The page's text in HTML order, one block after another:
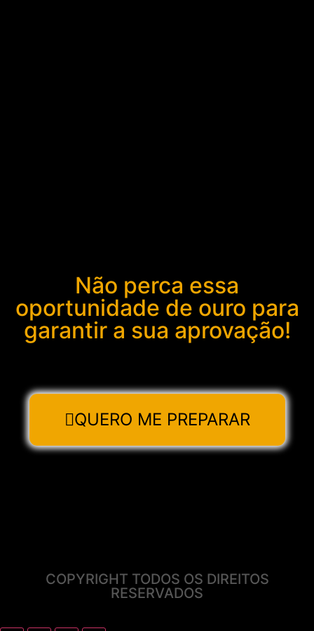
Não perca essa
oportunidade de ouro para
garantir a sua aprovação!
QUERO ME PREPARAR
COPYRIGHT TODOS OS DIREITOS
RESERVADOS